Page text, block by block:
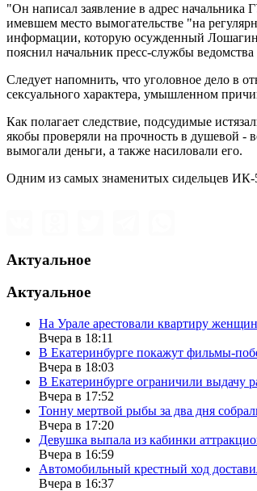
"Он написал заявление в адрес
имевшем место вымогательстве "на
информации, которую осужденный Лошагин
пояснил начальник пресс-службы
Следует напомнить, что уголовное дело в
сексуального характера, умышленном
Как полагает следствие, подсудимые
якобы проверяли на прочность в душевой -
вымогали деньги, а также насиловали его.
Одним из самых знаменитых сидельцев ИК-
Актуальное
Актуальное
На Урале арестовали квартиру
Вчера в 18:11
В Екатеринбурге покажут фильмы-
Вчера в 18:03
В Екатеринбурге ограничили выдачу
Вчера в 17:52
Тонну мертвой рыбы за два дня
Вчера в 17:20
Девушка выпала из кабинки
Вчера в 16:59
Автомобильный крестный ход
Вчера в 16:37